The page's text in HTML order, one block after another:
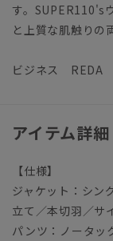
す。SUPER110's
と上質な肌触りの
ビジネス
アイテム詳細
【仕様】
ジャケット：シン
立て／本切羽／サ
パンツ：ノータッ